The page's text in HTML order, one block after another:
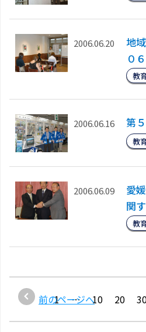
2006.06.20
地
０
教
2006.06.16 第
教
2006.06.09
愛
関
教
1
前のページへ
… 10 20